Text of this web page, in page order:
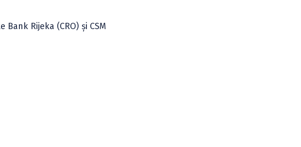
Rijeka (CRO) și CSM